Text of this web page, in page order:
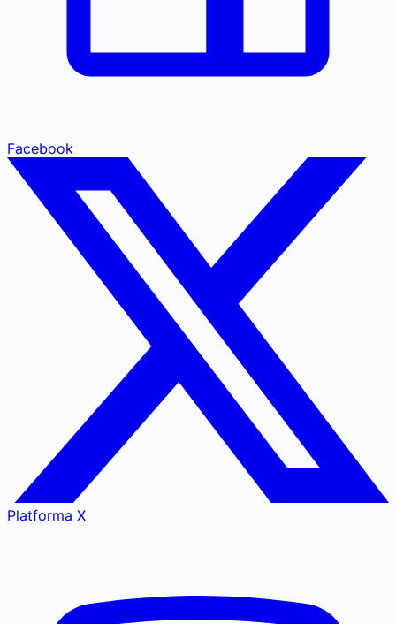
Facebook
Platforma X